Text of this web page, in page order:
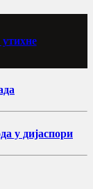
у дијаспори